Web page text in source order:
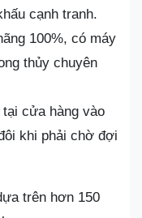
cạnh tranh.
100%, có máy
thủy chuyên
cửa hàng vào
khi phải chờ đợi
trên hơn 150